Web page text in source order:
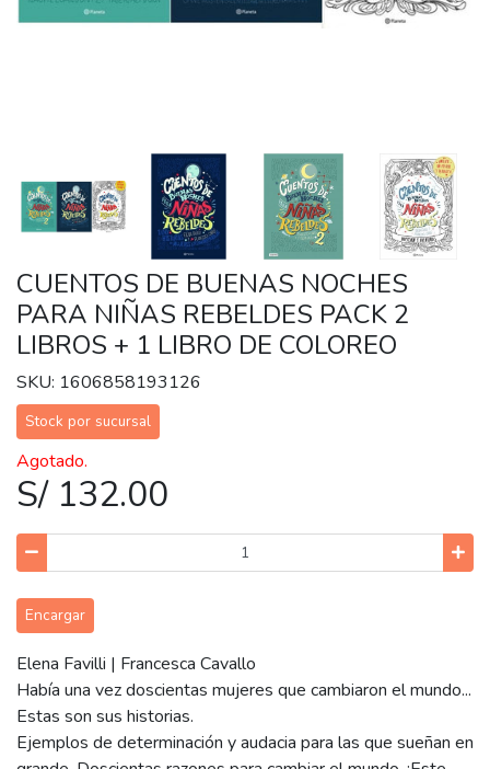
CUENTOS DE BUENAS NOCHES
PARA NIÑAS REBELDES PACK 2
LIBROS + 1 LIBRO DE COLOREO
SKU: 1606858193126
Stock por sucursal
Agotado.
S/ 132.00
Encargar
Elena Favilli | Francesca Cavallo
Había una vez doscientas mujeres que cambiaron el mundo...
Estas son sus historias.
Ejemplos de determinación y audacia para las que sueñan en